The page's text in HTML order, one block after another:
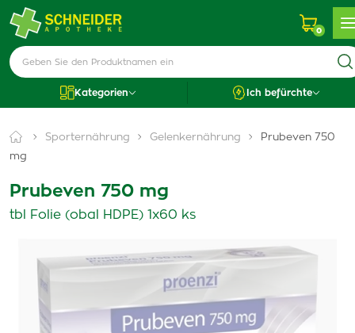
0
Kategorien Ich befürchte
Sporternährung Gelenkernährung
Prubeven 750
mg
Prubeven 750 mg
tbl Folie (obal HDPE) 1x60 ks